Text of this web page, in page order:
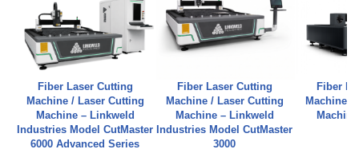
Fiber Laser Cutting
Machine / Laser Cutting
Machine – Linkweld
Industries Model CutMaster
6000 Advanced Series
Fiber Laser Cutting
Machine / Laser Cutting
Machine – Linkweld
Industries Model CutMaster
3000
Fiber
Machine /